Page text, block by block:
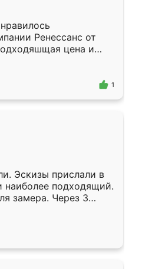
Ренессанс от
цена и
Приехавший
Владислав
эскизу самый
1
Эскизы прислали в
наиболее подходящий.
замера. Через 3
готова. Остались
Ренессанс
работу!